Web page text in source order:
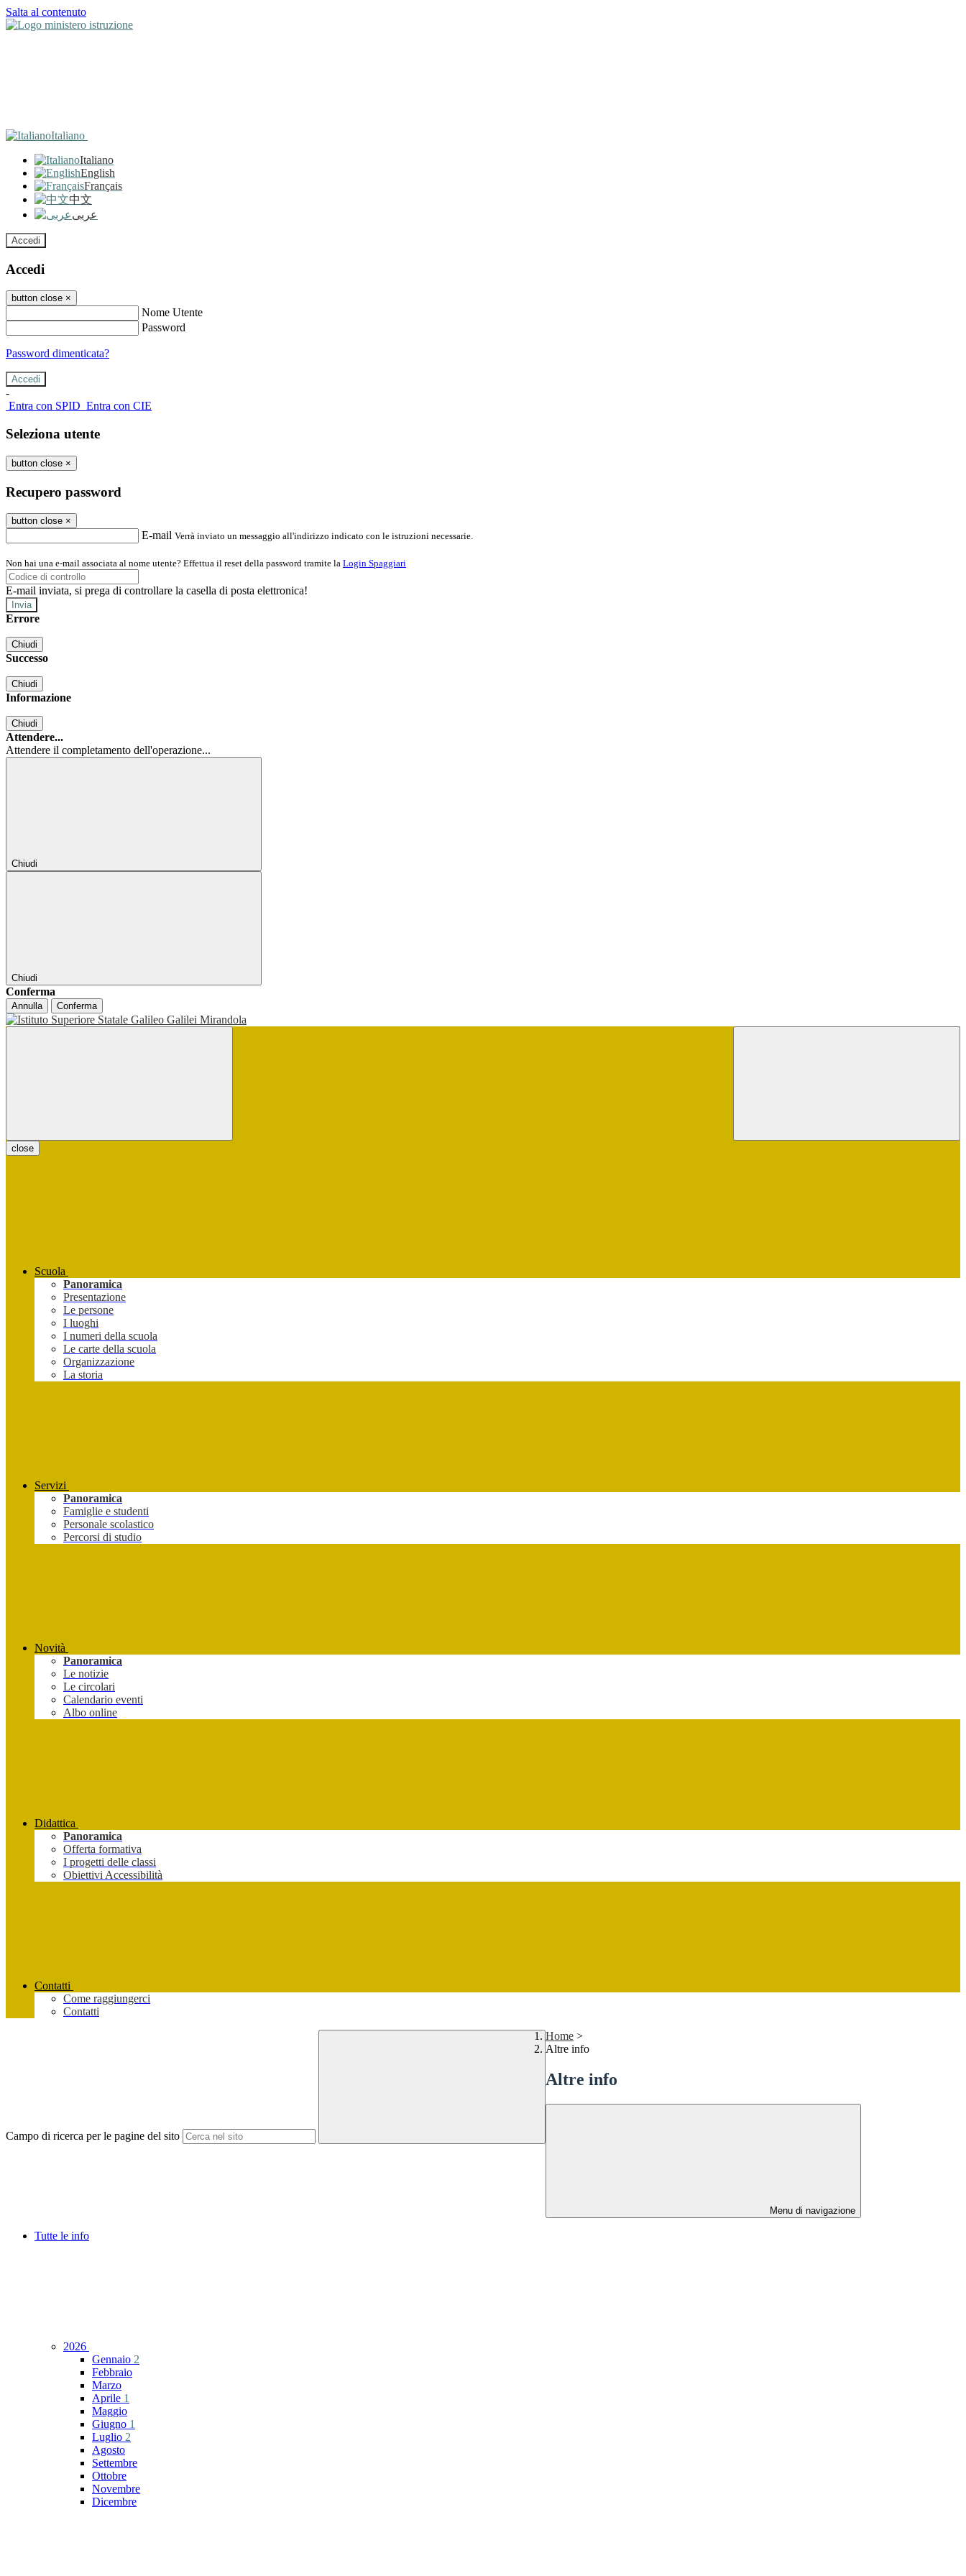
Salta al contenuto
Italiano
Italiano
English
Français
中文
عربى
Accedi
Accedi
button close ×
Nome Utente
Password
Password dimenticata?
-
Entra con SPID Entra con CIE
Seleziona utente
button close ×
Recupero password
button close ×
E-mail Verrà inviato un messaggio all'indirizzo indicato con le istruzioni necessarie.
Non hai una e-mail associata al nome utente? Effettua il reset della password tramite la Login Spaggiari
E-mail inviata, si prega di controllare la casella di posta elettronica!
Errore
Chiudi
Successo
Chiudi
Informazione
Chiudi
Attendere...
Attendere il completamento dell'operazione...
Chiudi
Chiudi
Conferma
Annulla Conferma
close
Scuola
Panoramica
Presentazione
Le persone
I luoghi
I numeri della scuola
Le carte della scuola
Organizzazione
La storia
Servizi
Panoramica
Famiglie e studenti
Personale scolastico
Percorsi di studio
Novità
Panoramica
Le notizie
Le circolari
Calendario eventi
Albo online
Didattica
Panoramica
Offerta formativa
I progetti delle classi
Obiettivi Accessibilità
Contatti
Come raggiungerci
Contatti
Campo di ricerca per le pagine del sito
Home >
Altre info
Altre info
Menu di navigazione
Tutte le info
2026
Gennaio 2
Febbraio
Marzo
Aprile 1
Maggio
Giugno 1
Luglio 2
Agosto
Settembre
Ottobre
Novembre
Dicembre